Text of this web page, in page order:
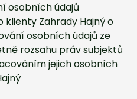
osobních údajů
Zahrady Hajný o
osobních údajů ze
rozsahu práv subjektů
jejich osobních